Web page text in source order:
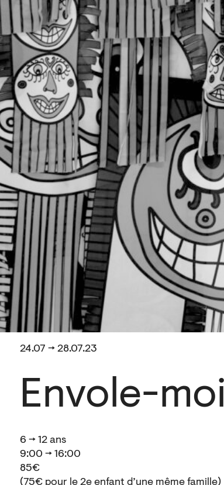
24.07 → 28.07.23
Envole-moi
6 → 12 ans
9:00 → 16:00
85€
(75€ pour le 2e enfant d’une même famille)